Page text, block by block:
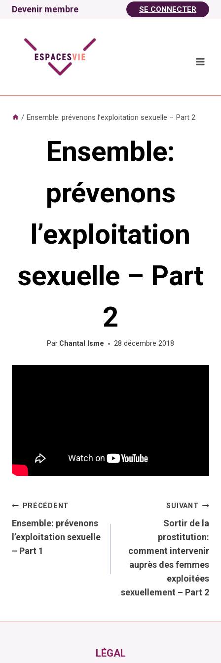
AllerDevenir membre SE CONNECTER
/ Ensemble: prévenons l’exploitation sexuelle – Part 2
Ensemble:
prévenons
l’exploitation
sexuelle – Part
2
Par Chantal Isme 28 décembre 2018
Navigation
de
l’article
PRÉCÉDENT
Ensemble: prévenons
l’exploitation sexuelle
– Part 1
SUIVANT
Sortir de la
prostitution:
comment intervenir
auprès des femmes
exploitées
sexuellement – Part 2
LÉGAL